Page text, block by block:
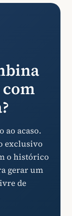
ao acaso.
exclusivo
o histórico
gerar um
de